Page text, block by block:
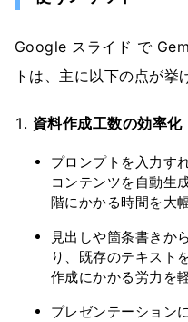
Google スライド で
トは、主に以下の点が挙
資料作成工数の効率化
プロンプトを入力す
コンテンツを自動生
階にかかる時間を大
見出しや箇条書きか
り、既存のテキスト
作成にかかる労力を
プレゼンテーション